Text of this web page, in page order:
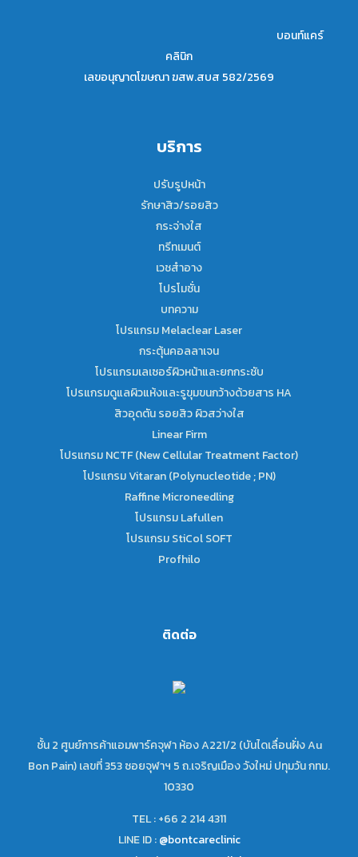
บอนท์แคร์
คลินิก
เลขอนุญาตโฆษณา ฆสพ.สบส 582/2569
บริการ
ปรับรูปหน้า
รักษาสิว/รอยสิว
กระจ่างใส
ทรีทเมนต์
เวชสำอาง
โปรโมชั่น
บทความ
โปรแกรม Melaclear Laser
กระตุ้นคอลลาเจน
โปรแกรมเลเซอร์ผิวหน้าและยกกระชับ
โปรแกรมดูแลผิวแห้งและรูขุมขนกว้างด้วยสาร HA
สิวอุดตัน รอยสิว ผิวสว่างใส
Linear Firm
โปรแกรม NCTF (New Cellular Treatment Factor)
โปรแกรม Vitaran (Polynucleotide ; PN)
Raffine Microneedling
โปรแกรม Lafullen
โปรแกรม StiCol SOFT
Profhilo
ติดต่อ
ชั้น 2 ศูนย์การค้าแอมพาร์คจุฬา ห้อง A221/2 (บันไดเลื่อนฝั่ง Au
Bon Pain) เลขที่ 353 ซอยจุฬาฯ 5 ถ.เจริญเมือง วังใหม่ ปทุมวัน กทม.
10330
TEL : +66 2 214 4311
LINE ID :@bontcareclinic